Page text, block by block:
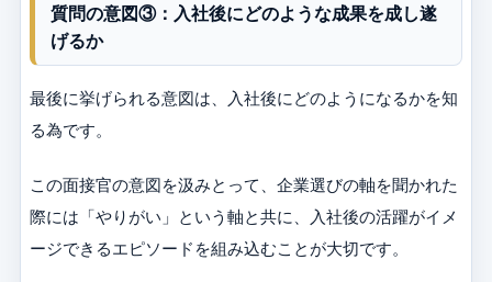
質問の意図③：入社後にどのような成果を成し遂
げるか
最後に挙げられる意図は、入社後にどのようになるかを知
る為です。
この面接官の意図を汲みとって、企業選びの軸を聞かれた
際には「やりがい」という軸と共に、入社後の活躍がイメ
ージできるエピソードを組み込むことが大切です。